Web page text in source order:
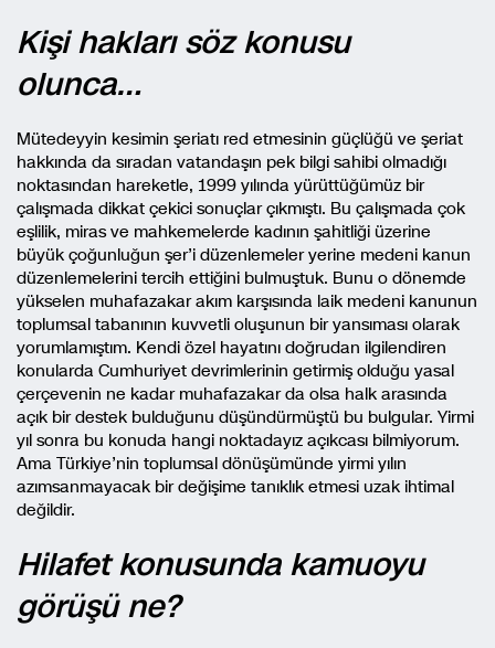
Kişi hakları söz konusu
olunca…
Mütedeyyin kesimin şeriatı red etmesinin güçlüğü ve şeriat
hakkında da sıradan vatandaşın pek bilgi sahibi olmadığı
noktasından hareketle, 1999 yılında yürüttüğümüz bir
çalışmada dikkat çekici sonuçlar çıkmıştı. Bu çalışmada çok
eşlilik, miras ve mahkemelerde kadının şahitliği üzerine
büyük çoğunluğun şer’i düzenlemeler yerine medeni kanun
düzenlemelerini tercih ettiğini bulmuştuk. Bunu o dönemde
yükselen muhafazakar akım karşısında laik medeni kanunun
toplumsal tabanının kuvvetli oluşunun bir yansıması olarak
yorumlamıştım. Kendi özel hayatını doğrudan ilgilendiren
konularda Cumhuriyet devrimlerinin getirmiş olduğu yasal
çerçevenin ne kadar muhafazakar da olsa halk arasında
açık bir destek bulduğunu düşündürmüştü bu bulgular. Yirmi
yıl sonra bu konuda hangi noktadayız açıkcası bilmiyorum.
Ama Türkiye’nin toplumsal dönüşümünde yirmi yılın
azımsanmayacak bir değişime tanıklık etmesi uzak ihtimal
değildir.
Hilafet konusunda kamuoyu
görüşü ne?